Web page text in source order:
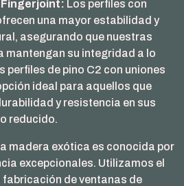
Fingerjoint: Los perfiles con
una mayor estabilidad y
asegurando que nuestras
mantengan su integridad a lo
perfiles de pino C2 con uniones
ideal para aquellos que
y resistencia en sus
reducido.
madera exótica es conocida por
excepcionales. Utilizamos el
fabricación de ventanas de